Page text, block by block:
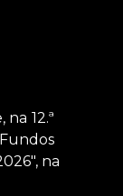
12.ª
na